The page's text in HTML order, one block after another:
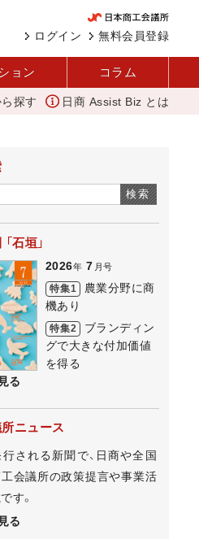
無料会員登録
ログイン
ョン コラム
日本経済の再出発 小林会頭 所信全文
探す 日商 Assist Biz とは
検索
石垣」
2026年 7 月号
特集1
農業分野に商
機あり
特集2
ブランディン
グで大きな付加価値
を得る
る
ニュース
行される新聞で、日商や全国
会議所の政策提言や事業活
す。
る